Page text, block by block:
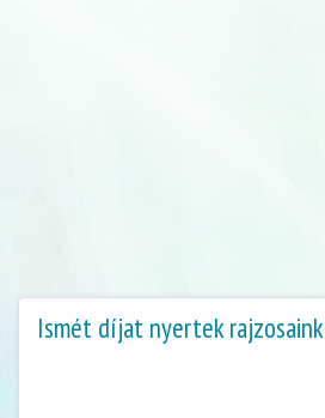
Ismét díjat nyertek rajzosaink